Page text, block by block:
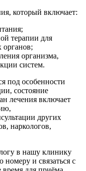
который включает:
терапии для
органов;
организма,
систем.
под особенности
состояние
лечения включает
других
наркологов,
в нашу клинику
номеру и связаться с